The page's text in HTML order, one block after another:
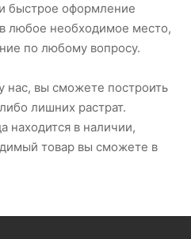
быстрое оформление
в любое необходимое место,
по любому вопросу.
нас, вы сможете построить
лишних растрат.
находится в наличии,
товар вы сможете в